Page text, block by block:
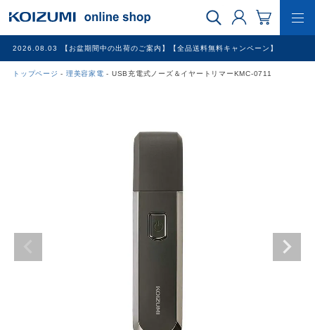
2026.08.03 【お盆期間中の出荷のご案内】【全品送料無料キャンペーン】
トップページ 理美容家電 USB充電式ノーズ＆イヤートリマーKMC-0711